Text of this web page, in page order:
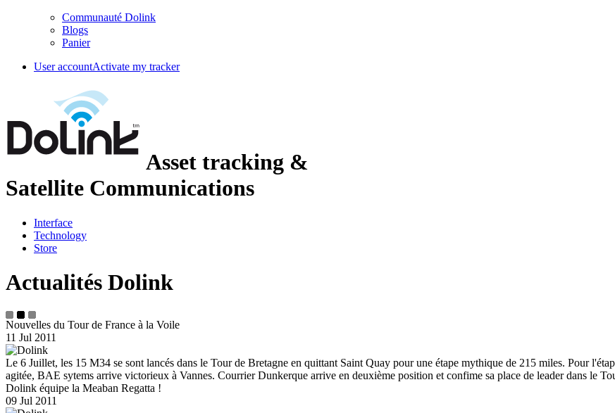
Communauté Dolink
Blogs
Panier
User accountActivate my tracker
Asset tracking &
Satellite Communications
Interface
Technology
Store
Actualités Dolink
Nouvelles du Tour de France à la Voile
11 Jul 2011
Le 6 Juillet, les 15 M34 se sont lancés dans le Tour de Bretagne en quittant Saint Quay pour une étape mythique de 215 miles. Pour
agitée, BAE sytems arrive victorieux à Vannes. Courrier Dunkerque arrive en deuxième position et confime sa place de leader dans le
Dolink équipe la Meaban Regatta !
09 Jul 2011